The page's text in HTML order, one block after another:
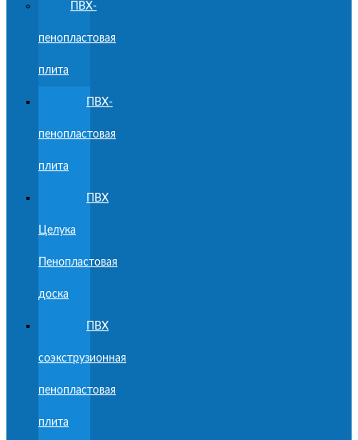
ПВХ-
пенопластовая
плита
ПВХ-
пенопластовая
плита
ПВХ
Целука
Пенопластовая
доска
ПВХ
соэкструзионная
пенопластовая
плита